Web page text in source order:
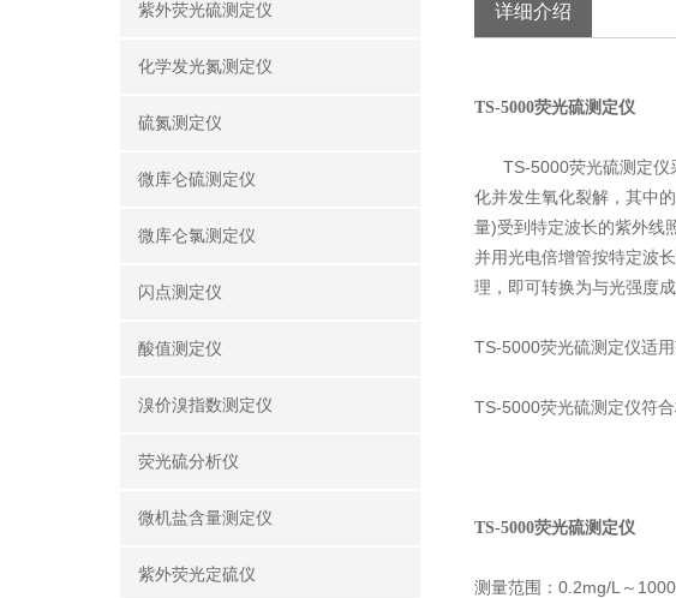
紫外荧光硫测定仪
化学发光氮测定仪
硫氮测定仪
微库仑硫测定仪
微库仑氯测定仪
闪点测定仪
酸值测定仪
溴价溴指数测定仪
荧光硫分析仪
微机盐含量测定仪
紫外荧光定硫仪
详细介绍
TS-5000荧光硫测定仪
TS-5000荧光硫测定仪
化并发生氧化裂解，其中
量)受到特定波长的紫外线
并用光电倍增管按特定波
理，即可转换为与光强度
TS-5000荧光硫测定仪适
TS-5000荧光硫测定仪符
TS-5000荧光硫测定仪
测量范围：0.2mg/L～